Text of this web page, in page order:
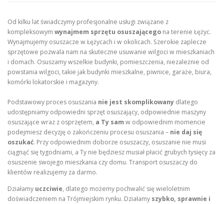
Od kilku lat świadczymy profesjonalne usługi związane z
kompleksowym wynajmem sprzętu osuszającego na terenie Łężyc.
Wynajmujemy osuszacze w Łężycach i w okolicach. Szerokie zaplecze
sprzętowe pozwala nam na skuteczne usuwanie wilgoci w mieszkaniach
i domach. Osuszamy wszelkie budynki, pomieszczenia, niezależnie od
powstania wilgoci, takie jak budynki mieszkalne, piwnice, garaże, biura,
komórki lokatorskie i magazyny.
Podstawowy proces osuszania nie jest skomplikowany dlatego
udostępniamy odpowiedni sprzęt osuszający, odpowiednie maszyny
osuszające wraz z osprzętem, a Ty sam w odpowiednim momencie
podejmiesz decyzję o zakończeniu procesu osuszania – nie daj się
oszukać. Przy odpowiednim doborze osuszaczy, osuszanie nie musi
ciągnąć się tygodniami, a Ty nie będziesz musiał płacić grubych tysięcy za
osuszenie swojego mieszkania czy domu. Transport osuszaczy do
klientów realizujemy za darmo.
Działamy uczciwie, dlatego możemy pochwalić się wieloletnim
doświadczeniem na Trójmiejskim rynku. Działamy szybko, sprawnie i